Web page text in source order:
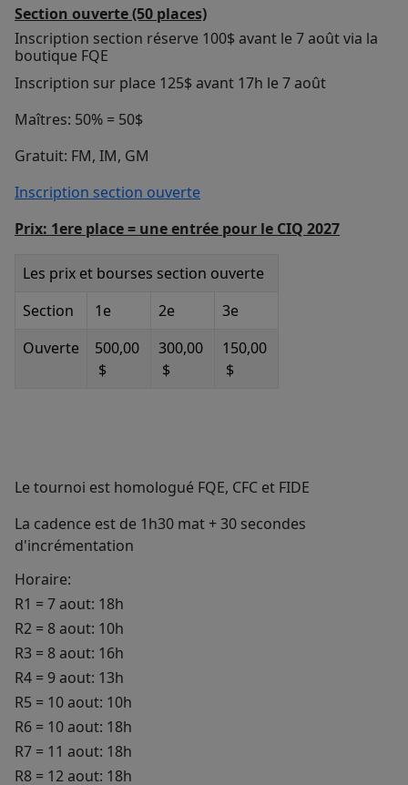
Section ouverte (50 places)
Inscription section réserve 100$ avant le 7 août via la
boutique FQE
Inscription sur place 125$ avant 17h le 7 août
Maîtres: 50% = 50$
Gratuit: FM, IM, GM
Inscription section ouverte
Prix: 1ere place = une entrée pour le CIQ 2027
Les prix et bourses section ouverte
Section
1e 2e
3e
Ouverte
500,00
$
300,00
$
150,00
$
Le tournoi est homologué FQE, CFC et FIDE
La cadence est de 1h30 mat + 30 secondes
d'incrémentation
Horaire:
R1 = 7 aout: 18h
R2 = 8 aout: 10h
R3 = 8 aout: 16h
R4 = 9 aout: 13h
R5 = 10 aout: 10h
R6 = 10 aout: 18h
R7 = 11 aout: 18h
R8 = 12 aout: 18h